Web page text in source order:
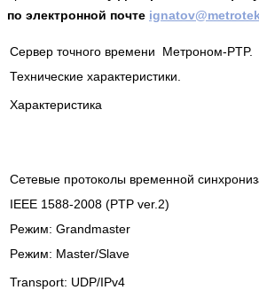
по электронной почте
Cервер точного времени Метроном-PTP.
Технические характеристики.
Характеристика
Сетевые протоколы временной
IEEE 1588-2008 (PTP ver.2)
Pежим: Grandmaster
Pежим: Master/Slave
Transport: UDP/IPv4